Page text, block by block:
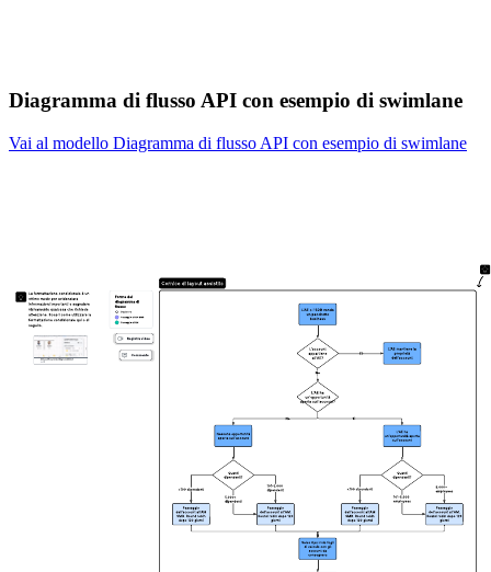
Diagramma di flusso API con esempio di swimlane
Vai al modello Diagramma di flusso API con esempio di swimlane